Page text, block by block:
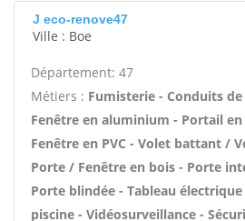
J eco-renove47
Ville : Boe
Département: 47
Métiers : Fumisterie - Conduits
Fenêtre en aluminium - Portail
Fenêtre en PVC - Volet battant /
Porte / Fenêtre en bois - Porte
Porte blindée - Tableau
piscine - Vidéosurveillance -